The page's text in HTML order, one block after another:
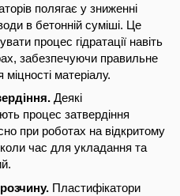
полягає у зниженні
в бетонній суміші. Це
процес гідратації навіть
забезпечуючи правильне
матеріалу.
Деякі
процес затвердіння
при роботах на відкритому
час для укладання та
Пластифікатори